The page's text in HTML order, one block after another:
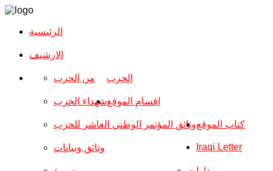
الرئيسية
الارشیف
الحزب من الحزب
شهداء الحزب
وثائق المؤتمر الوطني العاشر للحزب
وثائق وبيانات
اقسام الموقع
كتاب الموقع
Iraqi Letter